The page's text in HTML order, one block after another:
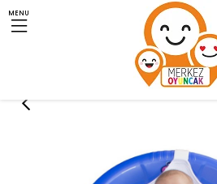
MENU
Banyo ve Tuvalet